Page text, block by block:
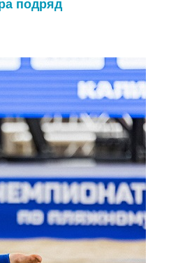
подряд